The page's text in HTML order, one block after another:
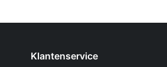
Klantenservice